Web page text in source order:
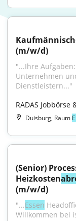
(m/w/d)
"...Ihre
Unternehmen
Dienstleistern..."
RADAS
Duisburg, Raum
(Senior)
Heizkosten
(m/w/d)
"...Essen
Willkommen bei